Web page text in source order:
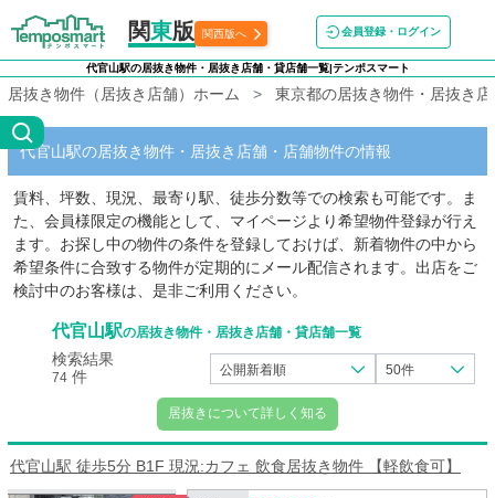
関東版 関西版へ 会員登録・ログイン
代官山駅の居抜き物件・居抜き店舗・貸店舗一覧|テンポスマート
居抜き物件（居抜き店舗）ホーム 東京都の居抜き物件・居抜き
代官山駅の居抜き物件・居抜き店舗・店舗物件の情報
賃料、坪数、現況、最寄り駅、徒歩分数等での検索も可能です。ま
た、会員様限定の機能として、マイページより希望物件登録が行え
ます。お探し中の物件の条件を登録しておけば、新着物件の中から
希望条件に合致する物件が定期的にメール配信されます。出店をご
検討中のお客様は、是非ご利用ください。
代官山駅の居抜き物件・居抜き店舗・貸店舗一覧
検索結果
74 件 公開新着順 50件
居抜きについて詳しく知る
代官山駅 徒歩5分 B1F 現況:カフェ 飲食居抜き物件 【軽飲食可】